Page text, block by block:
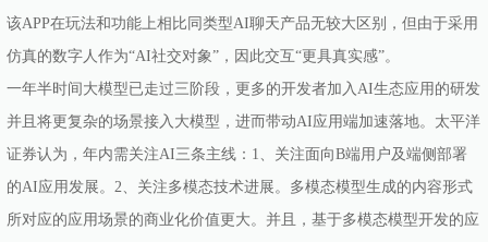
该APP在玩法和功能上相比同类型AI聊天产品无较大区别，但由于采用
仿真的数字人作为“AI社交对象”，因此交互“更具真实感”。
一年半时间大模型已走过三阶段，更多的开发者加入AI生态应用的研发
并且将更复杂的场景接入大模型，进而带动AI应用端加速落地。太平洋
证券认为，年内需关注AI三条主线：1、关注面向B端用户及端侧部署
的AI应用发展。2、关注多模态技术进展。多模态模型生成的内容形式
所对应的应用场景的商业化价值更大。并且，基于多模态模型开发的应